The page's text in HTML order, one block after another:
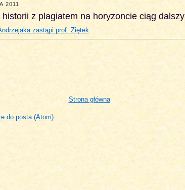
2011
z plagiatem na horyzoncie ciąg dalszy
zastąpi prof. Ziętek
Strona główna
do posta (Atom)